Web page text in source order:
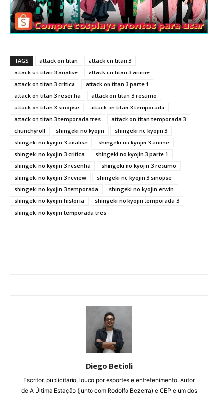
TAGS attack on titan
attack on titan 3
attack on titan 3 analise
attack on titan 3 anime
attack on titan 3 critica
attack on titan 3 parte 1
attack on titan 3 resenha
attack on titan 3 resumo
attack on titan 3 sinopse
attack on titan 3 temporada
attack on titan 3 temporada tres
attack on titan temporada 3
chunchyroll
shingeki no kyojin
shingeki no kyojin 3
shingeki no kyojin 3 analise
shingeki no kyojin 3 anime
shingeki no kyojin 3 critica
shingeki no kyojin 3 parte 1
shingeki no kyojin 3 resenha
shingeki no kyojin 3 resumo
shingeki no kyojin 3 review
shingeki no kyojin 3 sinopse
shingeki no kyojin 3 temporada
shingeki no kyojin erwin
shingeki no kyojin historia
shingeki no kyojin temporada 3
shingeki no kyojin temporada tres
Diego Betioli
Escritor, publicitário, louco por esportes e entretenimento. Autor
de A Última Estação (junto com Rodolfo Bezerra) e CEP e um dos